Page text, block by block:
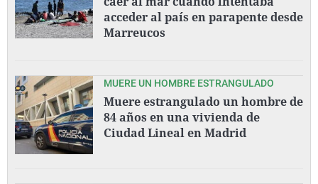
acceder al país en parapente desde
Marreucos
MUERE UN HOMBRE ESTRANGULADO
Muere estrangulado un hombre de
84 años en una vivienda de
Ciudad Lineal en Madrid